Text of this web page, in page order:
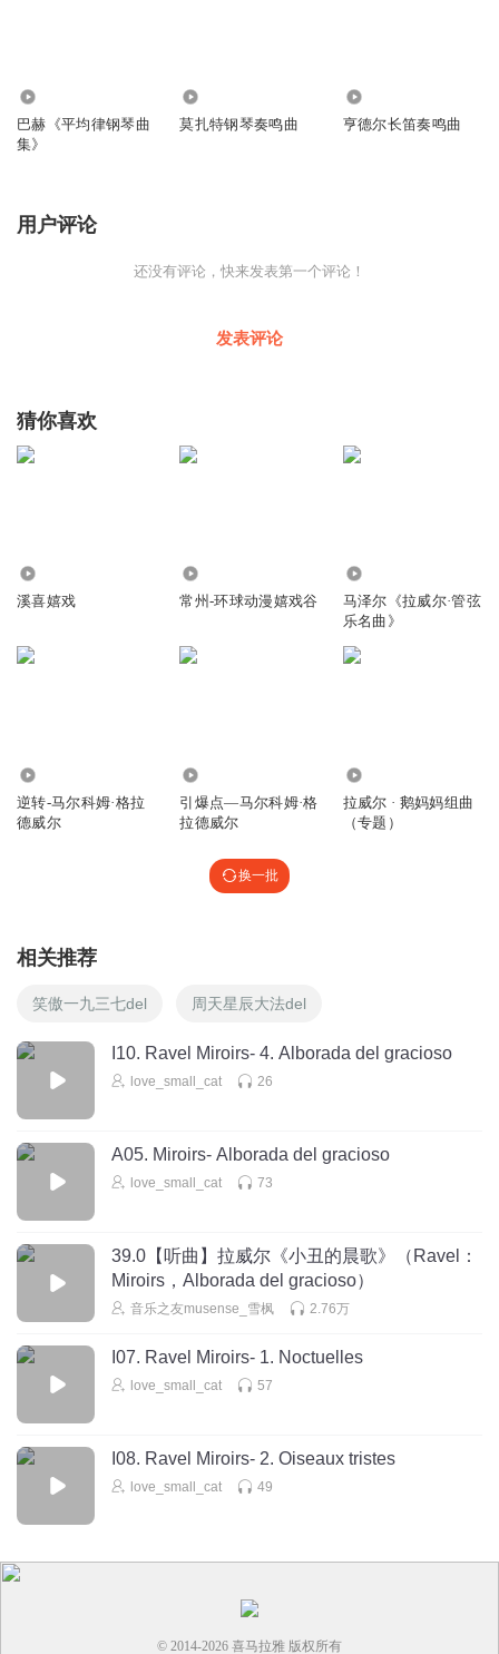
巴赫《平均律钢琴曲
集》
莫扎特钢琴奏鸣曲 亨德尔长笛奏鸣曲
用户评论
还没有评论，快来发表第一个评论！
发表评论
猜你喜欢
溪喜嬉戏 常州-环球动漫嬉戏谷
马泽尔《拉威尔·管弦
乐名曲》
逆转-马尔科姆·格拉
德威尔
引爆点—马尔科姆·格
拉德威尔
拉威尔 · 鹅妈妈组曲
（专题）
换一批
相关推荐
笑傲一九三七del 周天星辰大法del
I10. Ravel Miroirs- 4. Alborada del gracioso
love_small_cat 26
A05. Miroirs- Alborada del gracioso
love_small_cat 73
39.0【听曲】拉威尔《小丑的晨歌》（Ravel：
Miroirs，Alborada del gracioso）
音乐之友musense_雪枫 2.76万
I07. Ravel Miroirs- 1. Noctuelles
love_small_cat 57
I08. Ravel Miroirs- 2. Oiseaux tristes
love_small_cat 49
© 2014-2026 喜马拉雅 版权所有